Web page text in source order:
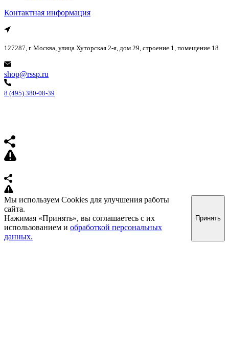
Контактная информация
127287, г. Москва, улица Хуторская 2-я, дом 29, строение 1, помещение 18
shop@rssp.ru
8 (495) 380-08-39
Мы используем Cookies для улучшения работы
сайта.
Нажимая «Принять», вы соглашаетесь с их
использованием и обработкой персональных
данных.
Принять